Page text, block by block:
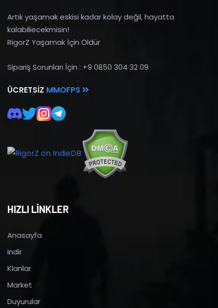
Artık yaşamak eskisi kadar kolay değil, hayatta
kalabiliecekmisin!
RigorZ Yaşamak İçin Öldür
Sipariş Sorunları İçin : +9 0850 304 32 09
ÜCRETSIZ MMOFPS
HIZLI LİNKLER
Anasayfa
indir
Klanlar
Market
Duyurular